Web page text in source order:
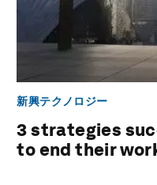
新興テクノロジー
3 strategies
to end their